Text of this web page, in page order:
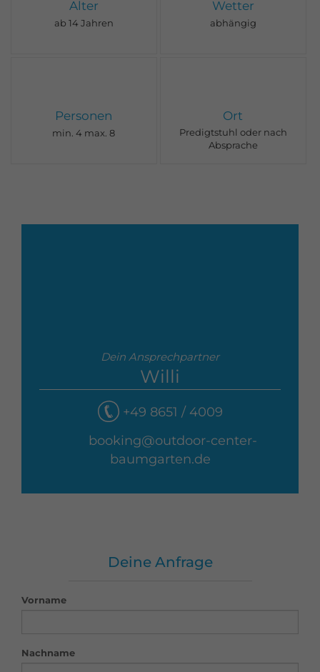
Alter
ab 14 Jahren
Wetter
abhängig
Personen
min. 4 max. 8
Ort
Predigtstuhl oder nach
Absprache
Dein Ansprechpartner
Willi
+49 8651 / 4009
booking@outdoor-center-
baumgarten.de
Deine Anfrage
Vorname
Nachname